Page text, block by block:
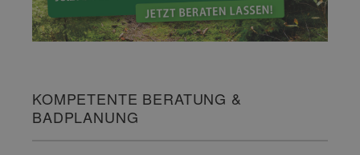
KOMPETENTE BERATUNG &
BADPLANUNG